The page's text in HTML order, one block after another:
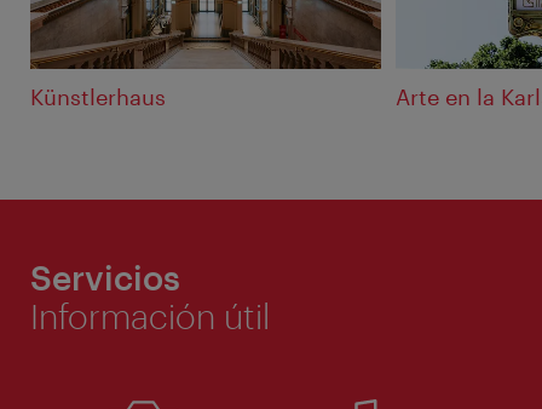
Künstlerhaus Arte en la
Servicios
Información útil